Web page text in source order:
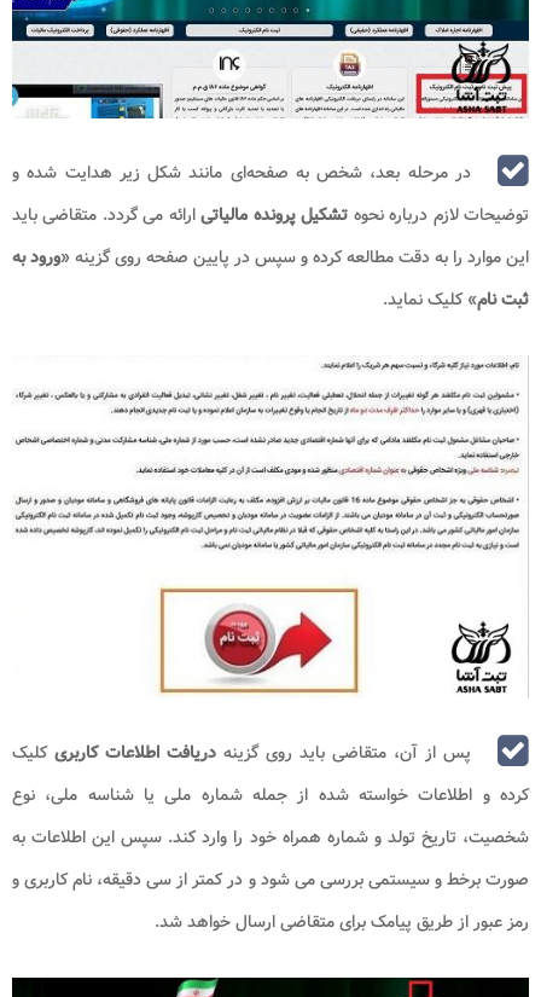
در مرحله بعد، شخص به صفحه‌ای مانند شکل زیر هدایت شده و
توضیحات لازم درباره نحوه تشکیل پرونده مالیاتیارائه می گردد. متقاضی باید
این موارد را به دقت مطالعه کرده و سپس در پایین صفحه روی گزینه «ورود به
ثبت نام» کلیک نماید.
پس از آن، متقاضی باید روی گزینه دریافت اطلاعات کاربری کلیک
کرده و اطلاعات خواسته شده از جمله شماره ملی یا شناسه ملی، نوع
شخصیت، تاریخ تولد و شماره همراه خود را وارد کند. سپس این اطلاعات به
صورت برخط و سیستمی بررسی می شود و در کمتر از سی دقیقه، نام کاربری و
رمز عبور از طریق پیامک برای متقاضی ارسال خواهد شد.